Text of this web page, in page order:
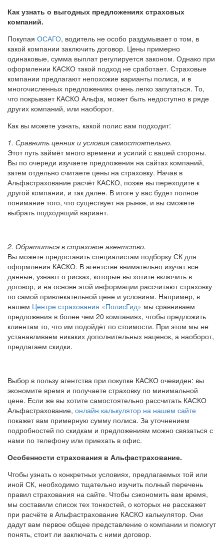
Как узнать о выгодных предложениях страховых
компаний.
Покупая ОСАГО, водитель не особо раздумывает о том, в
какой компании заключить договор. Цены примерно
одинаковые, сумма выплат регулируется законом. Однако при
оформлении КАСКО такой подход не сработает. Страховые
компании предлагают непохожие варианты полиса, и в
многочисленных предложениях очень легко запутаться. То,
что покрывает КАСКО Альфа, может быть недоступно в ряде
других компаний, или наоборот.
Как вы можете узнать, какой полис вам подходит:
1. Сравнить ценник и условия самостоятельно.
Этот путь займёт много времени и усилий с вашей стороны.
Вы по очереди изучаете предложения на сайтах компаний,
затем отдельно считаете цены на страховку. Начав в
Альфастрахование расчёт КАСКО, позже вы переходите к
другой компании, и так далее. В итоге у вас будет полное
понимание того, что существует на рынке, и вы сможете
выбрать подходящий вариант.
2. Обратиться в страховое агентство.
Вы можете предоставить специалистам подборку СК для
оформления КАСКО. В агентстве внимательно изучат все
данные, узнают о рисках, которые вы хотите включить в
договор, и на основе этой информации рассчитают страховку
по самой привлекательной цене и условиям. Например, в
нашем Центре страхования «ПолисГид» мы сравниваем
предложения в более чем 20 компаниях, чтобы предложить
клиентам то, что им подойдёт по стоимости. При этом мы не
устанавливаем никаких дополнительных наценок, а наоборот,
предлагаем скидки.
Выбор в пользу агентства при покупке КАСКО очевиден: вы
экономите время и получаете страховку по минимальной
цене. Если же вы хотите самостоятельно рассчитать КАСКО
Альфастрахование, онлайн калькулятор на нашем сайте
покажет вам примерную сумму полиса. За уточнением
подробностей по скидкам и предложениям можно связаться с
нами по телефону или приехать в офис.
Особенности страхования в Альфастрахование.
Чтобы узнать о конкретных условиях, предлагаемых той или
иной СК, необходимо тщательно изучить полный перечень
правил страхования на сайте. Чтобы сэкономить вам время,
мы составили список тех тонкостей, о которых не расскажет
при расчёте в Альфастрахование КАСКО калькулятор. Они
дадут вам первое общее представление о компании и помогут
понять, стоит ли заключать с ними договор.